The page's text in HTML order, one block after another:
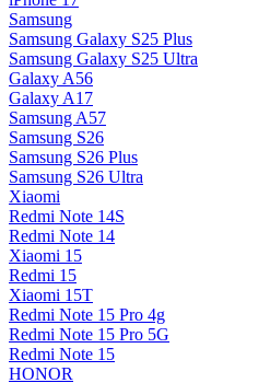
Samsung
Samsung Galaxy S25 Plus
Samsung Galaxy S25 Ultra
Galaxy A56
Galaxy A17
Samsung A57
Samsung S26
Samsung S26 Plus
Samsung S26 Ultra
Xiaomi
Redmi Note 14S
Redmi Note 14
Xiaomi 15
Redmi 15
Xiaomi 15T
Redmi Note 15 Pro 4g
Redmi Note 15 Pro 5G
Redmi Note 15
HONOR